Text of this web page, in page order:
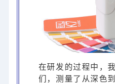
在研发的过程中，
们，测量了从深色